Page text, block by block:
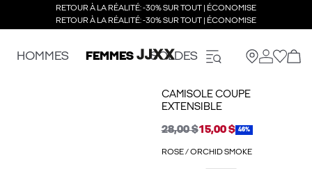
RETOUR À LA RÉALITÉ: -30% SUR TOUT | ÉCONOMISE
RETOUR À LA RÉALITÉ: -30% SUR TOUT | ÉCONOMISE
HOMMES FEMMES SOLDES
CAMISOLE COUPE
EXTENSIBLE
28,00 $15,00 $ 46%
ROSE / ORCHID SMOKE